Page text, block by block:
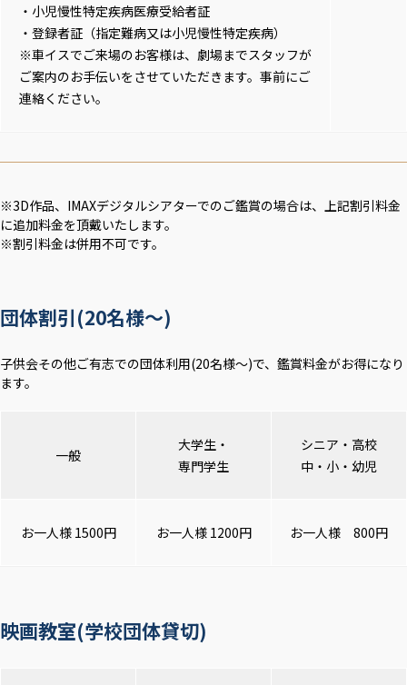
・小児慢性特定疾病医療受給者証
・登録者証（指定難病又は小児慢性特定疾病）
※車イスでご来場のお客様は、劇場までスタッフが
ご案内のお手伝いをさせていただきます。事前にご
連絡ください。
※3D作品、IMAXデジタルシアターでのご鑑賞の場合は、上記割引料金
に追加料金を頂戴いたします。
※割引料金は併用不可です。
団体割引(20名様～)
子供会その他ご有志での団体利用(20名様～)で、鑑賞料金がお得になり
ます。
一般
大学生・
専門学生
シニア・高校
中・小・幼児
お一人様 1500円 お一人様 1200円 お一人様 800円
映画教室(学校団体貸切)